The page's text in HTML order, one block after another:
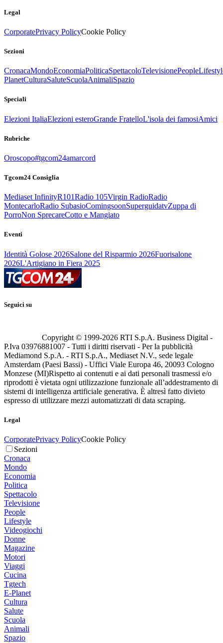
Legal
CorporatePrivacy PolicyCookie Policy
Sezioni
CronacaMondoEconomiaPoliticaSpettacoloTelevisionePeople
PlanetCulturaSaluteScuolaAnimaliSpazio
Speciali
Elezioni ItaliaElezioni esteroGrande FratelloL'isola dei famosiAmici
Rubriche
Oroscopo#tgcom24amarcord
Tgcom24 Consiglia
Mediaset InfinityR101Radio 105Virgin RadioRadio
MontecarloRadio SubasioComingsoonSuperguidatvZuppa di
PorroNon SprecareCotto e Mangiato
Eventi
Identità Golose 2026Salone del Risparmio 2026Fuorisalone
2026L'Artigiano in Fiera 2025
Seguici su
Copyright © 1999-2026 RTI S.p.A. Business Digital -
P.Iva 03976881007 - Tutti i diritti riservati - Per la pubblicità
Mediamond S.p.A. - RTI S.p.A., Mediaset N.V., sede legale
Amsterdam (Paesi Bassi) - Uffici Viale Europa 46, 20093 Cologno
Monzese (MI)Rispetto ai contenuti e ai dati personali trasmessi e/o
riprodotti è vietata ogni utilizzazione funzionale all’addestramento di
sistemi di intelligenza artificiale generativa. È altresì fatto divieto
espresso di utilizzare mezzi automatizzati di data scraping.
Legal
CorporatePrivacy PolicyCookie Policy
Sezioni
Cronaca
Mondo
Economia
Politica
Spettacolo
Televisione
People
Lifestyle
Videogiochi
Donne
Magazine
Motori
Viaggi
Cucina
Tgtech
E-Planet
Cultura
Salute
Scuola
Animali
Spazio